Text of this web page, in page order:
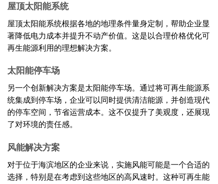
屋顶太阳能系统
屋顶太阳能系统根据各地的地理条件量身定制，帮助企业显
著降低电力成本并提升不动产价值。这是以合理价格优化可
再生能源利用的理想解决方案。
太阳能停车场
另一个创新解决方案是太阳能停车场。通过将可再生能源系
统集成到停车场，企业可以同时提供清洁能源，并创造现代
的停车空间，节省运营成本。这不仅提升了美观度，还展现
了对环境的责任感。
风能解决方案
对于位于海滨地区的企业来说，实施风能可能是一个合适的
选择，特别是在考虑到这些地区的高风速时。这种可再生能